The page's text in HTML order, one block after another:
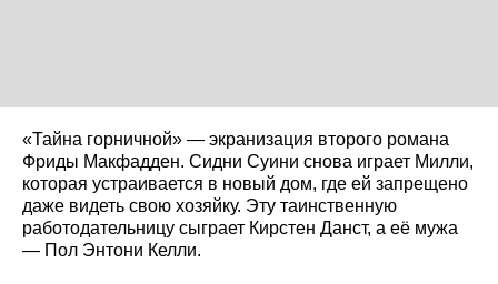
«Тайна горничной» — экранизация второго романа
Фриды Макфадден. Сидни Суини снова играет Милли,
которая устраивается в новый дом, где ей запрещено
даже видеть свою хозяйку. Эту таинственную
работодательницу сыграет Кирстен Данст, а её мужа
— Пол Энтони Келли.